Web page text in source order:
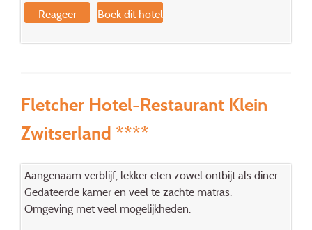
Reageer Boek dit hotel
Fletcher Hotel-Restaurant Klein
Zwitserland ****
Aangenaam verblijf, lekker eten zowel ontbijt als diner.
Gedateerde kamer en veel te zachte matras.
Omgeving met veel mogelijkheden.